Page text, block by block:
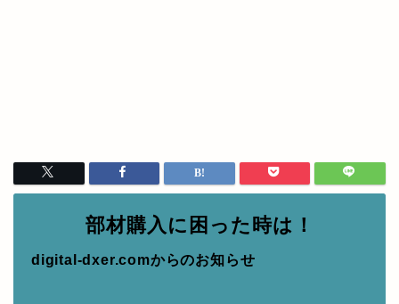
部材購入に困った時は！
digital-dxer.comからのお知らせ